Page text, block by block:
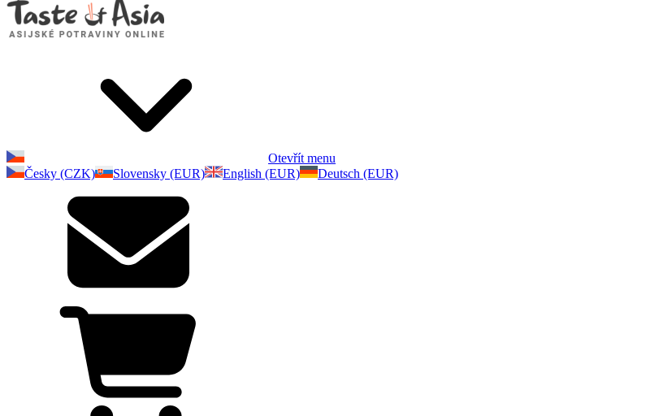
Otevřít menu
Česky (CZK)
Slovensky (EUR) English (EUR) Deutsch (EUR)